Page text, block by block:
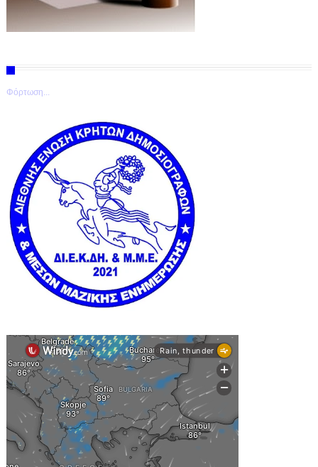
Φόρτωση...